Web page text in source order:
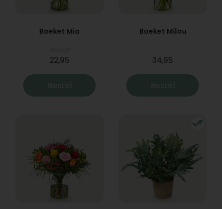
Boeket Mia
22,95
Bestel
Boeket Milou
34,95
Bestel